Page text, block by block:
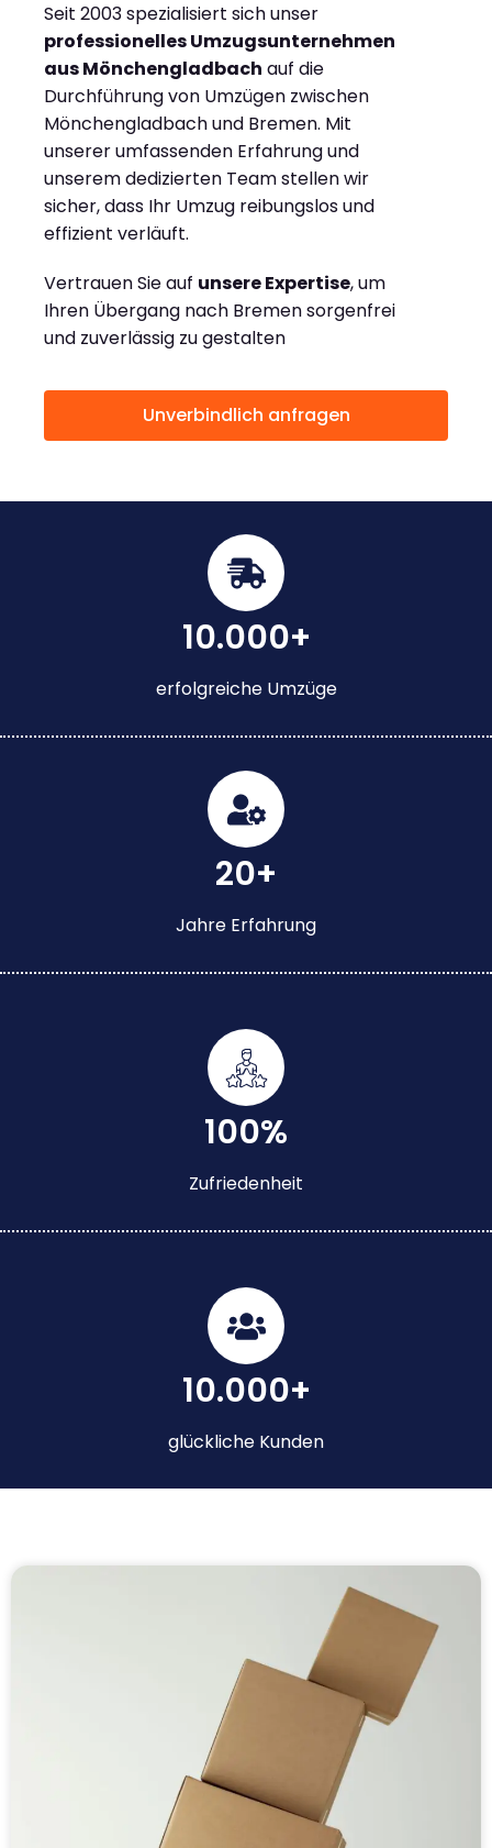
Seit 2003 spezialisiert sich unser
professionelles Umzugsunternehmen
aus Mönchengladbach auf die
Durchführung von Umzügen zwischen
Mönchengladbach und Bremen. Mit
unserer umfassenden Erfahrung und
unserem dedizierten Team stellen wir
sicher, dass Ihr Umzug reibungslos und
effizient verläuft.
Vertrauen Sie auf unsere Expertise, um
Ihren Übergang nach Bremen sorgenfrei
und zuverlässig zu gestalten
Unverbindlich anfragen
10.000+
erfolgreiche Umzüge
20+
Jahre Erfahrung
100%
Zufriedenheit
10.000+
glückliche Kunden